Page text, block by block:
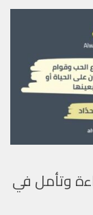
وتأمل في